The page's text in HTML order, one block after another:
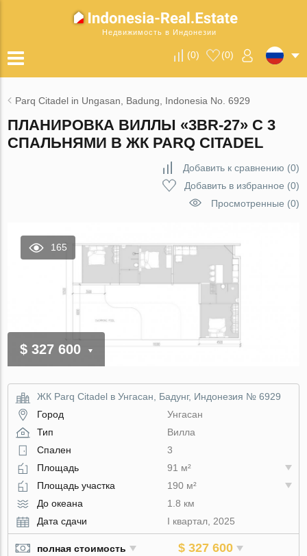
Недвижимость в Индонезии
(0) (0)
Parq Citadel in Ungasan, Badung, Indonesia No. 6929
ПЛАНИРОВКА ВИЛЛЫ «3BR-27» С 3
СПАЛЬНЯМИ В ЖК PARQ CITADEL
Добавить к сравнению (0)
Добавить в избранное (0)
Просмотренные (0)
165
$ 327 600
ЖК Parq Citadel в Унгасан, Бадунг, Индонезия № 6929
Город
Унгасан
Тип
Вилла
Спален
3
Площадь
91 м²
Площадь участка
190 м²
До океана
1.8 км
Дата сдачи
I квартал, 2025
полная стоимость $ 327 600